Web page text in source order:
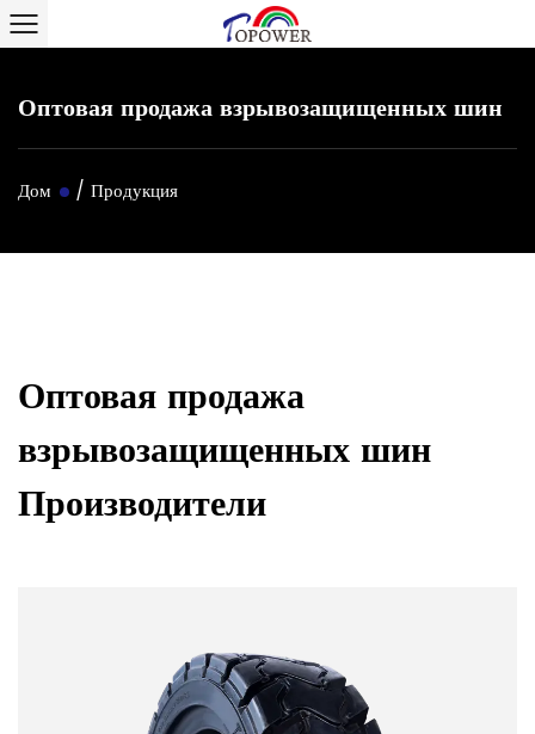
Оптовая продажа взрывозащищенных шин
Дом / Продукция
Оптовая продажа
взрывозащищенных шин
Производители